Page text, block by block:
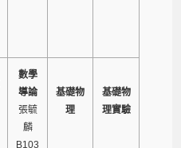
數學
導論
張毓
麟
B103
基礎物
理
基礎物
理實驗